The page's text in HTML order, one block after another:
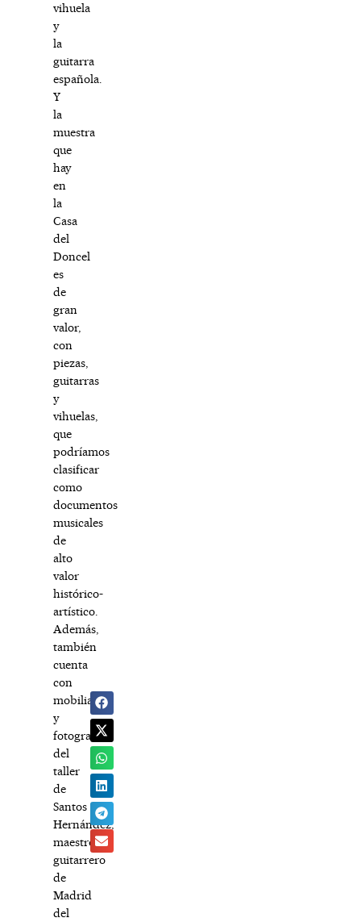
vihuela
y
la
guitarra
española.
Y
la
muestra
que
hay
en
la
Casa
del
Doncel
es
de
gran
valor,
con
piezas,
guitarras
y
vihuelas,
que
podríamos
clasificar
como
documentos
musicales
de
alto
valor
histórico-
artístico.
Además,
también
cuenta
con
mobiliario
y
fotografías
del
taller
de
Santos
Hernández,
maestro
guitarrero
de
Madrid
del